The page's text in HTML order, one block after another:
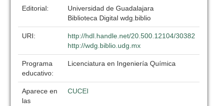
Editorial:
Universidad de Guadalajara
Biblioteca Digital wdg.biblio
URI:
http://hdl.handle.net/20.500.12104/30382
http://wdg.biblio.udg.mx
Programa
educativo:
Licenciatura en Ingeniería Química
Aparece en
las
CUCEI